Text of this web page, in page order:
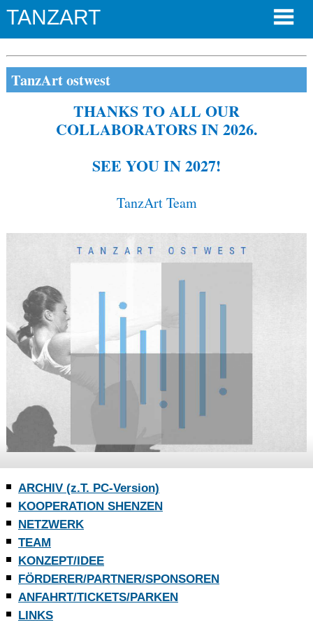
TANZART
TanzArt ostwest
THANKS TO ALL OUR
COLLABORATORS IN 2026.
SEE YOU IN 2027!
TanzArt Team
ARCHIV (z.T. PC-Version)
KOOPERATION SHENZEN
NETZWERK
TEAM
KONZEPT/IDEE
FÖRDERER/PARTNER/SPONSOREN
ANFAHRT/TICKETS/PARKEN
LINKS